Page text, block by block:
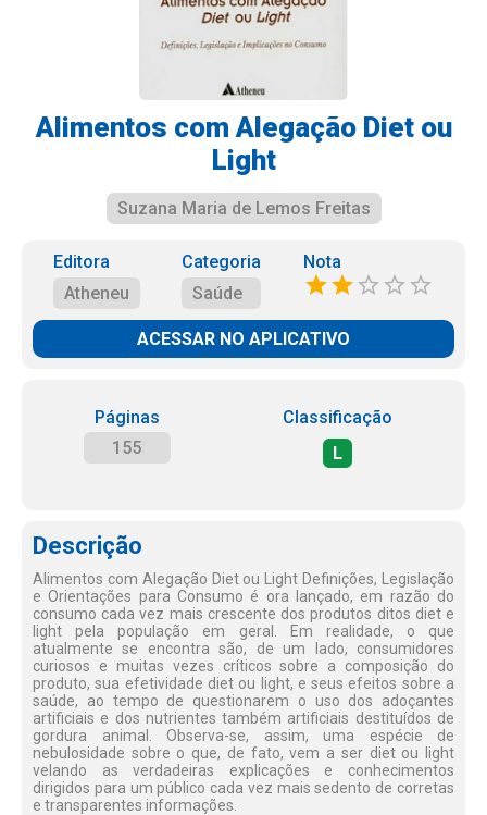
Alimentos com Alegação Diet ou
Light
Suzana Maria de Lemos Freitas
Editora
Atheneu
Categoria
Saúde
Nota
ACESSAR NO APLICATIVO
Páginas
155
Classificação
L
Descrição
Alimentos com Alegação Diet ou Light Definições, Legislação
e Orientações para Consumo é ora lançado, em razão do
consumo cada vez mais crescente dos produtos ditos diet e
light pela população em geral. Em realidade, o que
atualmente se encontra são, de um lado, consumidores
curiosos e muitas vezes críticos sobre a composição do
produto, sua efetividade diet ou light, e seus efeitos sobre a
saúde, ao tempo de questionarem o uso dos adoçantes
artificiais e dos nutrientes também artificiais destituídos de
gordura animal. Observa-se, assim, uma espécie de
nebulosidade sobre o que, de fato, vem a ser diet ou light
velando as verdadeiras explicações e conhecimentos
dirigidos para um público cada vez mais sedento de corretas
e transparentes informações.